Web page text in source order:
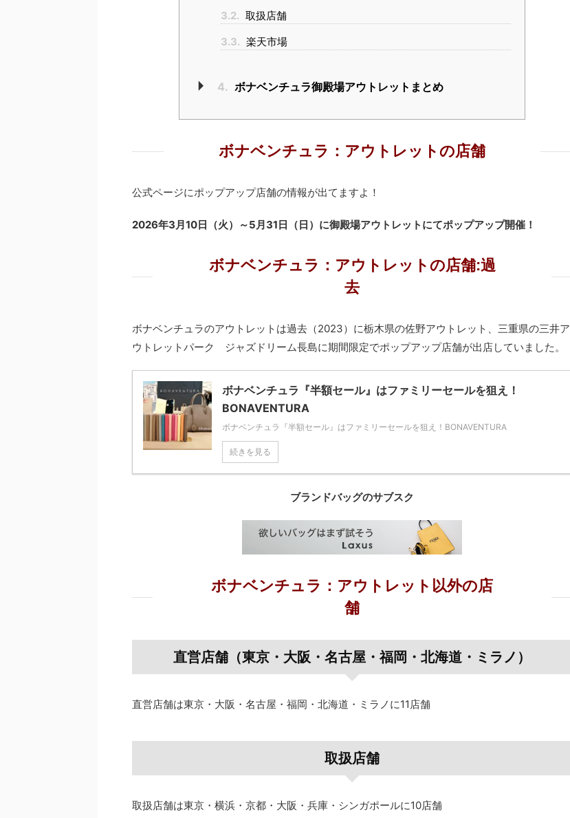
3.2. 取扱店舗
3.3. 楽天市場
4. ボナベンチュラ御殿場アウトレットまとめ
ボナベンチュラ：アウトレットの店舗
公式ページにポップアップ店舗の情報が出てますよ！
2026年3月10日（火）～5月31日（日） に御殿場アウトレットにてポップアップ開催！
ボナベンチュラ：アウトレットの店舗:過
去
ボナベンチュラのアウトレットは過去（2023）に栃木県の佐野アウトレット、三重県の三井ア
ウトレットパーク ジャズドリーム長島に期間限定でポップアップ店舗が出店していました。
ボナベンチュラ『半額セール』はファミリーセールを狙え！
BONAVENTURA
ボナベンチュラ『半額セール』はファミリーセールを狙え！BONAVENTURA
続きを見る
ブランドバッグのサブスク
ボナベンチュラ：アウトレット以外の店
舗
直営店舗（東京・大阪・名古屋・福岡・北海道・ミラノ）
直営店舗は東京・大阪・名古屋・福岡・北海道・ミラノに11店舗
取扱店舗
取扱店舗は東京・横浜・京都・大阪・兵庫・シンガポールに10店舗